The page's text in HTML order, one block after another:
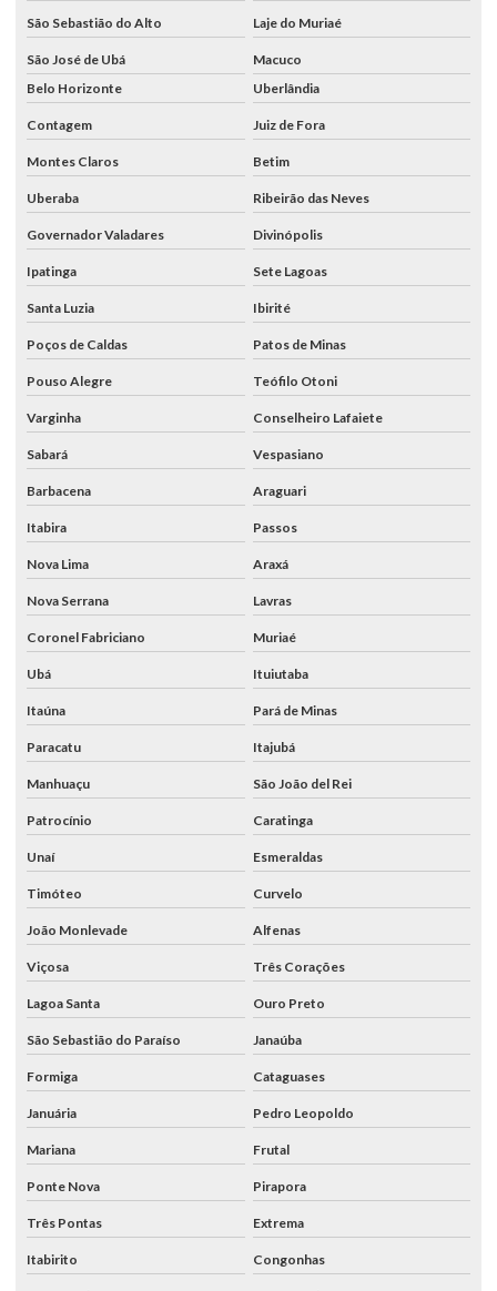
São Sebastião do Alto Laje do Muriaé
São José de Ubá
Macuco
Belo Horizonte
Uberlândia
Contagem Juiz de Fora
Montes Claros Betim
Uberaba Ribeirão das Neves
Governador Valadares Divinópolis
Ipatinga Sete Lagoas
Santa Luzia Ibirité
Poços de Caldas Patos de Minas
Pouso Alegre Teófilo Otoni
Varginha Conselheiro Lafaiete
Sabará Vespasiano
Barbacena Araguari
Itabira Passos
Nova Lima Araxá
Nova Serrana Lavras
Coronel Fabriciano Muriaé
Ubá Ituiutaba
Itaúna Pará de Minas
Paracatu Itajubá
Manhuaçu São João del Rei
Patrocínio Caratinga
Unaí Esmeraldas
Timóteo Curvelo
João Monlevade Alfenas
Viçosa Três Corações
Lagoa Santa Ouro Preto
São Sebastião do Paraíso Janaúba
Formiga Cataguases
Januária Pedro Leopoldo
Mariana Frutal
Ponte Nova Pirapora
Três Pontas Extrema
Itabirito Congonhas